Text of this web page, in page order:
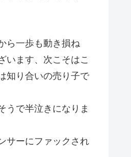
ら一歩も動き損ね
います、次こそはこ
知り合いの売り子で
うで半泣きになりま
サーにファックされ